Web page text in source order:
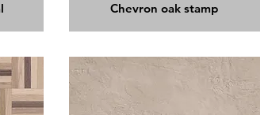
Chevron oak stamp